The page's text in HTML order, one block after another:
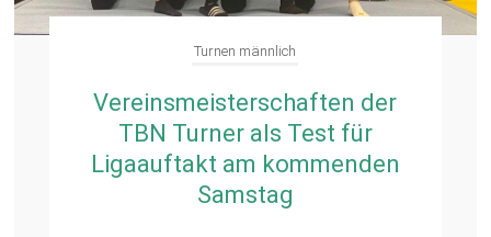
Turnen männlich
Vereinsmeisterschaften der
TBN Turner als Test für
Ligaauftakt am kommenden
Samstag